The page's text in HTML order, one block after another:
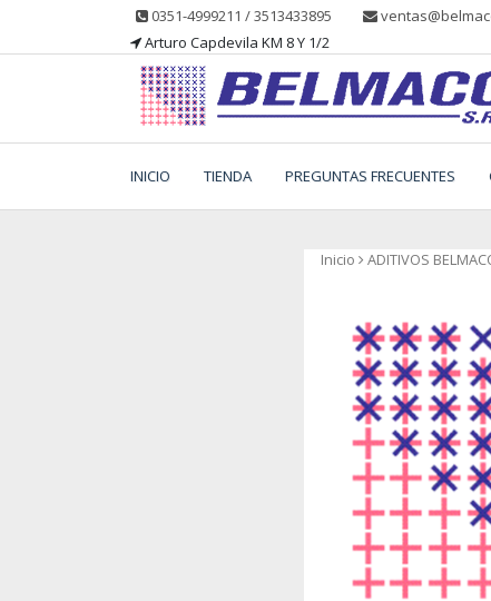
contenido
0351-4999211 / 3513433895
Arturo Capdevila KM 8 Y 1/2
Belmaco SRL –
Belmaco SRL, Somos una empresa, dedicada a la
fabricación, comercialización y asesoramiento de
INICIO TIENDA PREGUNTAS FRECUENTES
Inicio ADITIVOS